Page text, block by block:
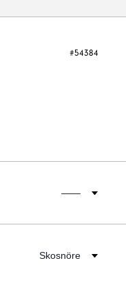
#54384
——
Skosnöre